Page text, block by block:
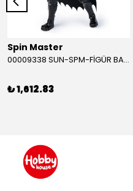
Spin Master
00009338 SUN-SPM-FİGÜR BATMAN NİNJA STRIKE 30 CM. EXC.
₺ 1,612.83